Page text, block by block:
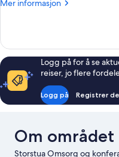
Mer informasjon
Mer
Logg på for å se
reiser, jo flere
Logg på Registrer
Om området
Storstua Omsorg og